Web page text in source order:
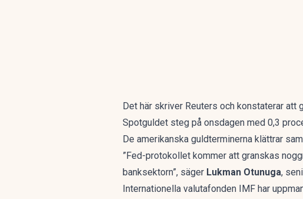
Det här skriver Reuters och konstaterar
Spotguldet steg på onsdagen med 0,3
De amerikanska guldterminerna klättrar
”Fed-protokollet kommer att granskas
banksektorn”, säger Lukman Otunuga,
Internationella valutafonden IMF har